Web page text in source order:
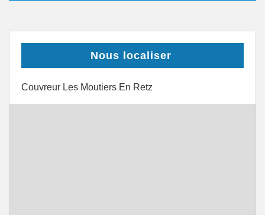
Nous localiser
Couvreur Les Moutiers En Retz